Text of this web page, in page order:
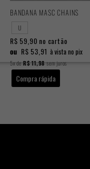
BANDANA MASC CHAINS
U
R$ 59,90 no cartão
ou R$ 53,91 à vista no pix
5xdeR$ 11,98sem juros
Compra rápida